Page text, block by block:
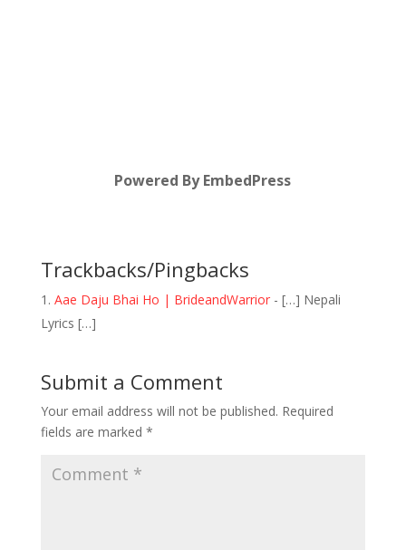
Powered By EmbedPress
Trackbacks/Pingbacks
Aae Daju Bhai Ho | BrideandWarrior- […] Nepali
Lyrics […]
Submit a Comment
Your email address will not be published. Required
fields are marked *